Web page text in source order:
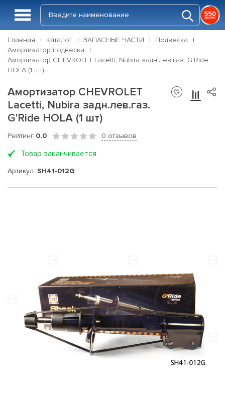
Главная Каталог ЗАПАСНЫЕ ЧАСТИ
Подвеска
Амортизатор подвески
Амортизатор CHEVROLET Lacetti, Nubira задн.лев.газ. G'Ride
HOLA (1 шт)
Амортизатор CHEVROLET
Lacetti, Nubira задн.лев.газ.
G'Ride HOLA (1 шт)
Рейтинг 0.0 0 отзывов
Товар заканчивается
Артикул: SH41-012G